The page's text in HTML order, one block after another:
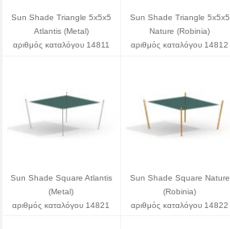
Sun Shade Triangle 5x5x5
Atlantis (Metal)
αριθμός καταλόγου 14811
Sun Shade Triangle 5x5x5
Nature (Robinia)
αριθμός καταλόγου 14812
Sun Shade Square Atlantis
(Metal)
αριθμός καταλόγου 14821
Sun Shade Square Nature
(Robinia)
αριθμός καταλόγου 14822